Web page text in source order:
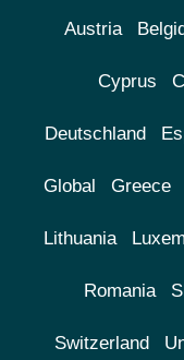
Austria
Cyprus
Deutschland
Global Greece
Lithuania
Romania
Switzerland